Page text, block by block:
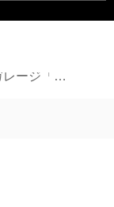
シャッター付きガレージ「GROUDガレージ箱根仙石原」完成記念イベント